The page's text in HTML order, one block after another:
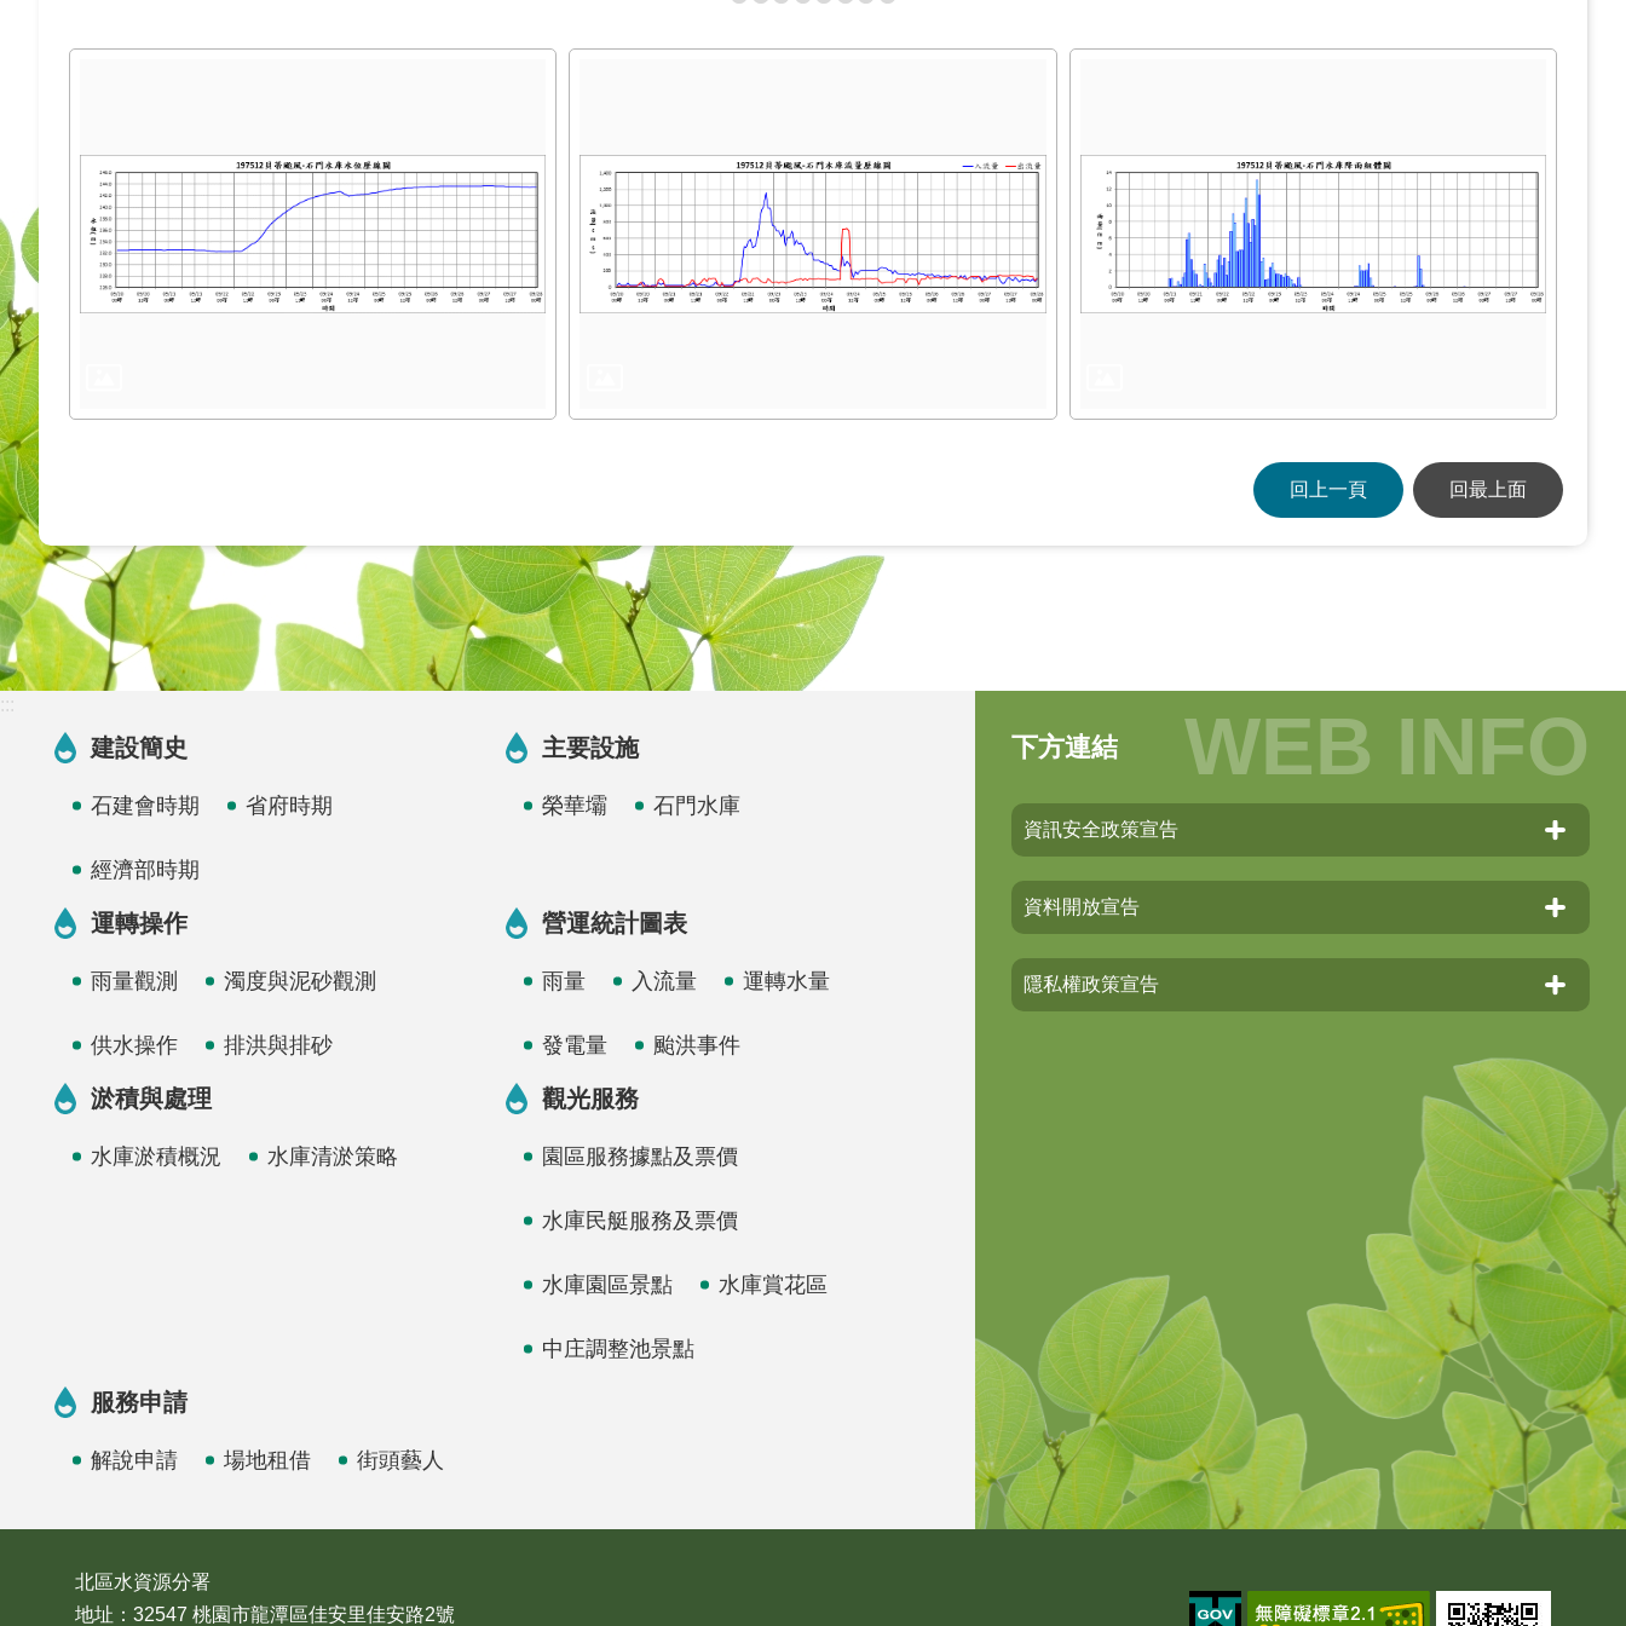
回上一頁 回最上面
:::
建設簡史
石建會時期 省府時期
經濟部時期
主要設施
榮華壩 石門水庫
運轉操作
雨量觀測 濁度與泥砂觀測
供水操作 排洪與排砂
營運統計圖表
雨量 入流量 運轉水量
發電量 颱洪事件
淤積與處理
水庫淤積概況 水庫清淤策略
觀光服務
園區服務據點及票價
水庫民艇服務及票價
水庫園區景點 水庫賞花區
中庄調整池景點
服務申請
解說申請 場地租借 街頭藝人
下方連結
資訊安全政策宣告
資料開放宣告
隱私權政策宣告
北區水資源分署
地址：32547 桃園市龍潭區佳安里佳安路2號